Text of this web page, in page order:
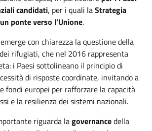
candidati, per i quali laStrategia
ponte verso l’Unione.
con chiarezza la questione della
rifugiati, che nel 2016 rappresenta
i Paesi sottolineano il principio di
di risposte coordinate, invitando a
fondi europei per rafforzare la capacità
e la resilienza dei sistemi nazionali.
riguarda lagovernancedella